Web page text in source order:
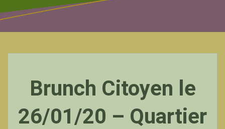
Brunch Citoyen le
26/01/20 – Quartier